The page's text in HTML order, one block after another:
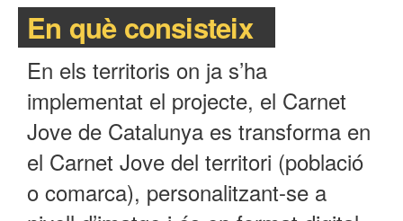
En què consisteix
En els territoris on ja s’ha
implementat el projecte, el Carnet
Jove de Catalunya es transforma en
el Carnet Jove del territori (població
o comarca), personalitzant-se a